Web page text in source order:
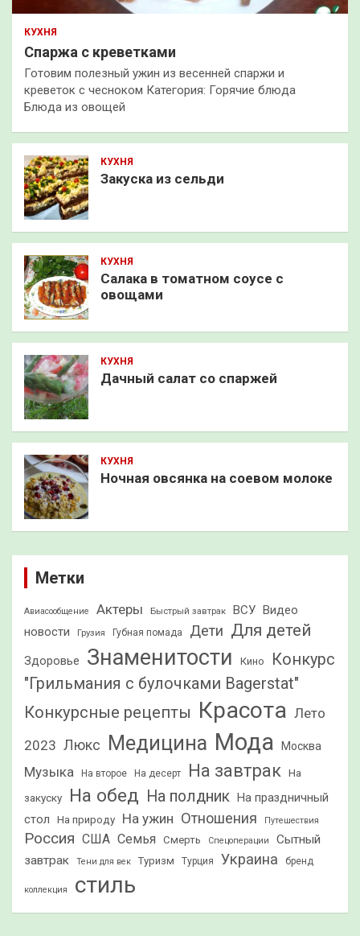
КУХНЯ
Спаржа с креветками
Готовим полезный ужин из весенней спаржи и
креветок с чесноком Категория: Горячие блюда
Блюда из овощей
КУХНЯ
Закуска из сельди
КУХНЯ
Салака в томатном соусе с
овощами
КУХНЯ
Дачный салат со спаржей
КУХНЯ
Ночная овсянка на соевом молоке
Метки
Авиасообщение Актеры Быстрый завтрак ВСУ Видео
новости
Грузия Губная помада Дети Для детей
Здоровье Знаменитости Кино
Конкурс
"Грильмания с булочками Bagerstat"
Конкурсные рецепты Красота Лето
2023 Люкс Медицина Мода Москва
Музыка На второе На десерт На завтрак На
закуску На обед На полдник На праздничный
стол
На природу На ужин Отношения Путешествия
Россия США Семья Смерть Спецоперации
Сытный
завтрак
Тени для век Туризм Турция Украина бренд
коллекция стиль